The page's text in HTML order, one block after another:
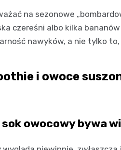
na sezonowe
czereśni albo kilka
nawyków, a nie tylko
i owoce
owocowy bywa